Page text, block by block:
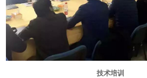
技术培训